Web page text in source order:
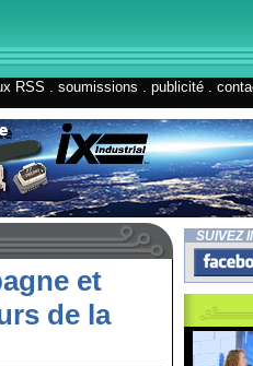
RSS soumissions publicité
et
de la
SUIVEZ